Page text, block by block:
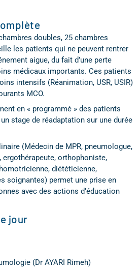
doubles, 25 chambres
les patients qui ne peuvent rentrer
aigue, du fait d’une perte
médicaux importants. Ces patients
intensifs (Réanimation, USR, USIR)
MCO.
en « programmé » des patients
stage de réadaptation sur une durée
(Médecin de MPR, pneumologue,
orthophoniste,
diététicienne,
soignantes) permet une prise en
avec des actions d’éducation
jour
(Dr AYARI Rimeh)